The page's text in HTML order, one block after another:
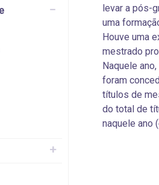
levar a pós-
uma
Houve uma
mestrado
Naquele
foram
títulos de
do total de
naquele ano